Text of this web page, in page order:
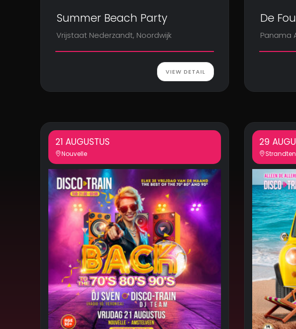
Summer Beach Party
Vrijstaat Nederzandt, Noordwijk
VIEW DETAIL
De
Panama
21 AUGUSTUS
Nouvelle
29